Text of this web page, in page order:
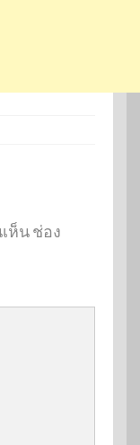
ห็นช่อง